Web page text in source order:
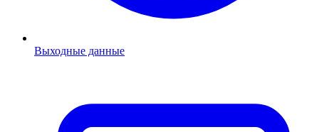
Выходные данные